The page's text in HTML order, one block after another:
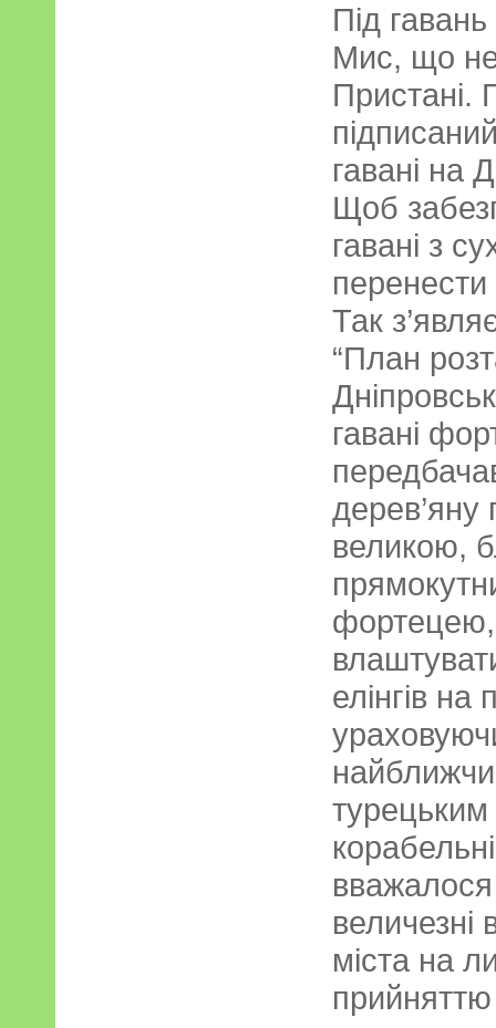
Під
Мис, що
Пристані.
гавані на
Щоб
гавані з
Так
“План
гавані
дерев’яну
великою,
фортецею,
елінгів
величезні
міста на